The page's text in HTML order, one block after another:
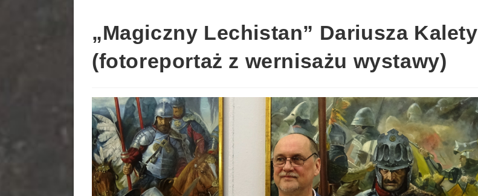
„Magiczny Lechistan” Dariusza Kalety
(fotoreportaż z wernisażu wystawy)